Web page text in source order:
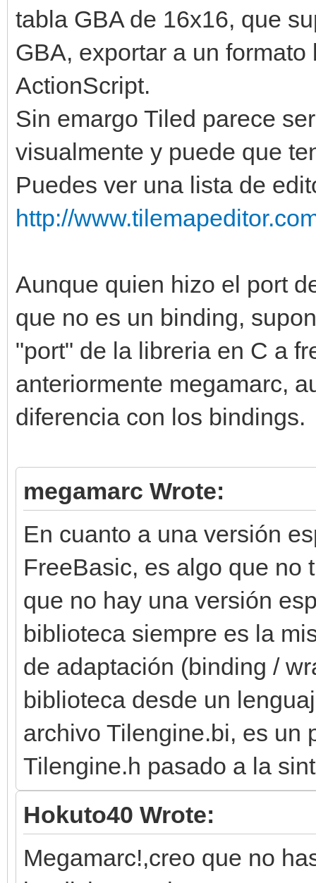
tabla GBA de 16x16, que
GBA, exportar a un
ActionScript.
Sin emargo Tiled parece
visualmente y puede que
Puedes ver una lista de
http://
Aunque quien hizo el port
que no es un binding,
"port" de la libreria en C a
anteriormente megamarc,
diferencia con los bindings.
megamarc Wrote:
En cuanto a una versión
FreeBasic, es algo que no
que no hay una versión
biblioteca siempre es la
de adaptación (binding /
biblioteca desde un
archivo Tilengine.bi, es un
Tilengine.h pasado a la
Hokuto40 Wrote:
Megamarc!,creo que no